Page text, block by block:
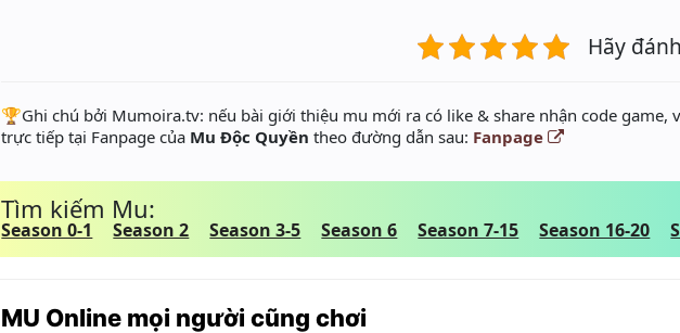
Hãy
️🏆Ghi chú bởi Mumoira.tv: nếu bài giới thiệu mu mới ra có like & share nhận code game,
trực tiếp tại Fanpage của Mu Độc Quyền theo đường dẫn sau: Fanpage
Tìm kiếm Mu:
Season 0-1 Season 2 Season 3-5 Season 6 Season 7-15 Season 16-20
MU Online mọi người cũng chơi